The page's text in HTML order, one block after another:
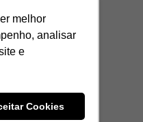
melhor
analisar
e
Cookies